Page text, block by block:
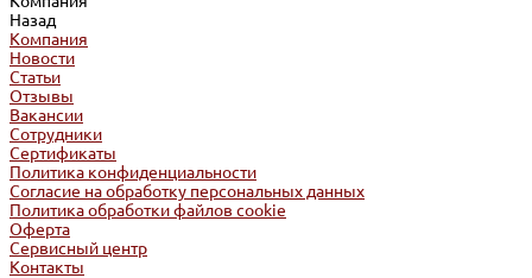
Назад
Компания
Новости
Статьи
Отзывы
Вакансии
Сотрудники
Сертификаты
Политика конфиденциальности
Согласие на обработку персональных данных
Политика обработки файлов cookie
Оферта
Сервисный центр
Контакты